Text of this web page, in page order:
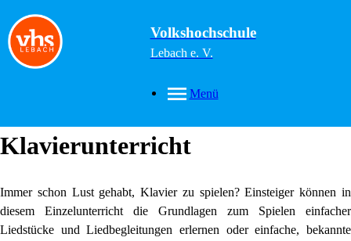
Volkshochschule
Lebach e. V.
Menü
Klavierunterricht
Immer schon Lust gehabt, Klavier zu spielen? Einsteiger können in
diesem Einzelunterricht die Grundlagen zum Spielen einfacher
Liedstücke und Liedbegleitungen erlernen oder einfache, bekannte